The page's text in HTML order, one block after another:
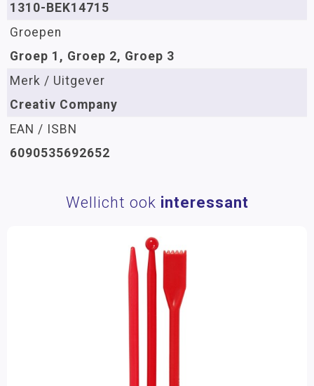
1310-BEK14715
Groepen
Groep 1, Groep 2, Groep 3
Merk / Uitgever
Creativ Company
EAN / ISBN
6090535692652
Wellicht ook interessant